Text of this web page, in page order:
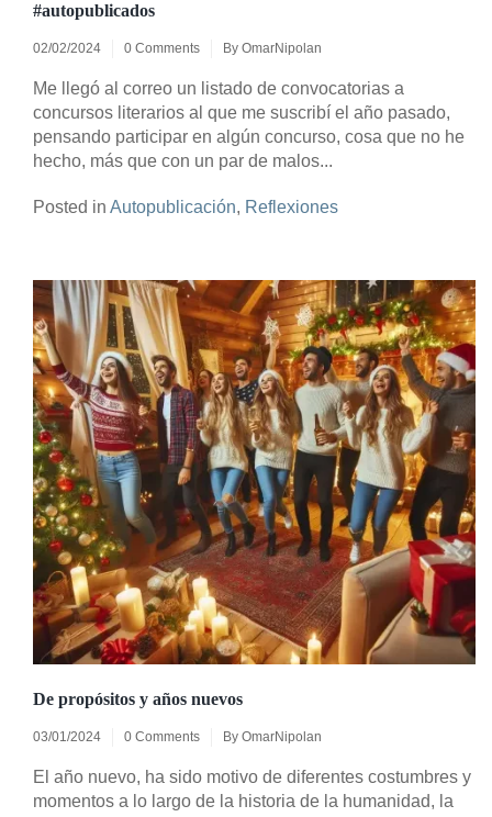
#autopublicados
02/02/2024 0 Comments By OmarNipolan
Me llegó al correo un listado de convocatorias a
concursos literarios al que me suscribí el año pasado,
pensando participar en algún concurso, cosa que no he
hecho, más que con un par de malos...
Posted in Autopublicación, Reflexiones
De propósitos y años nuevos
03/01/2024 0 Comments By OmarNipolan
El año nuevo, ha sido motivo de diferentes costumbres y
momentos a lo largo de la historia de la humanidad, la